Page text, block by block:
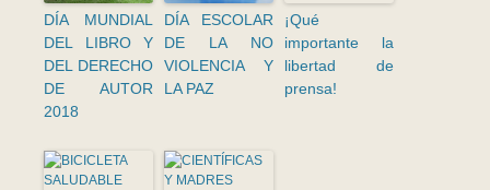
DÍA MUNDIAL
DEL LIBRO Y
DEL DERECHO
DE AUTOR
2018
DÍA ESCOLAR
DE LA NO
VIOLENCIA Y
LA PAZ
¡Qué
importante la
libertad de
prensa!